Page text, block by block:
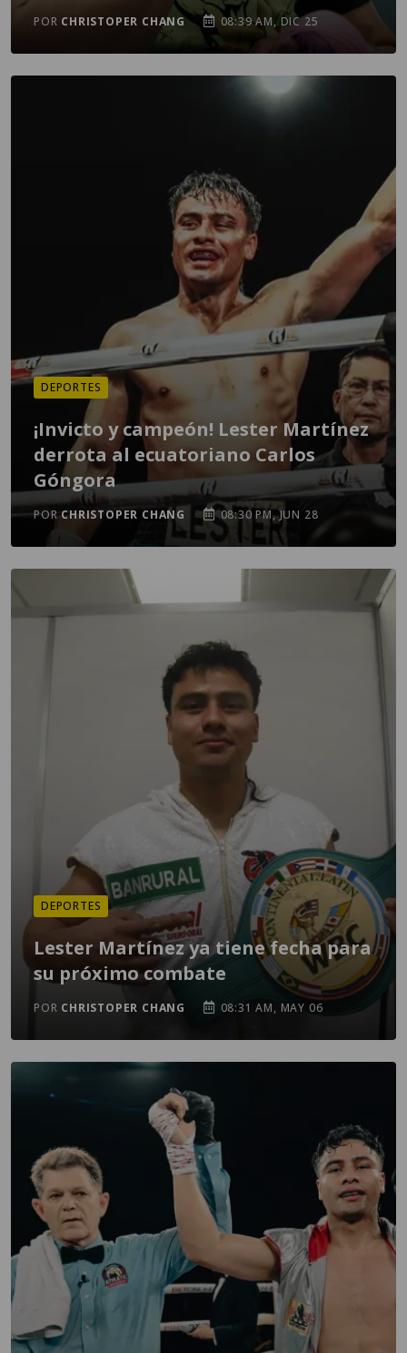
POR CHRISTOPER CHANG 08:39 AM, DIC 25
DEPORTES
¡Invicto y campeón! Lester Martínez
derrota al ecuatoriano Carlos
Góngora
PORCHRISTOPER CHANG 08:30 PM, JUN 28
DEPORTES
Lester Martínez ya tiene fecha para
su próximo combate
POR CHRISTOPER CHANG 08:31 AM, MAY 06